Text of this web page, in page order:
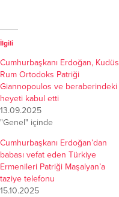
İlgili
Cumhurbaşkanı Erdoğan, Kudüs
Rum Ortodoks Patriği
Giannopoulos ve beraberindeki
heyeti kabul etti
13.09.2025
"Genel" içinde
Cumhurbaşkanı Erdoğan’dan
babası vefat eden Türkiye
Ermenileri Patriği Maşalyan’a
taziye telefonu
15.10.2025